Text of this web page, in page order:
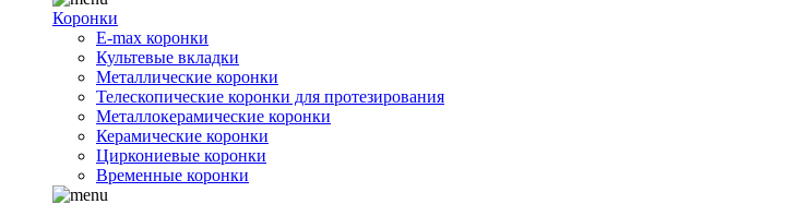
Коронки
E-max коронки
Культевые вкладки
Металлические коронки
Телескопические коронки для протезирования
Металлокерамические коронки
Керамические коронки
Циркониевые коронки
Временные коронки